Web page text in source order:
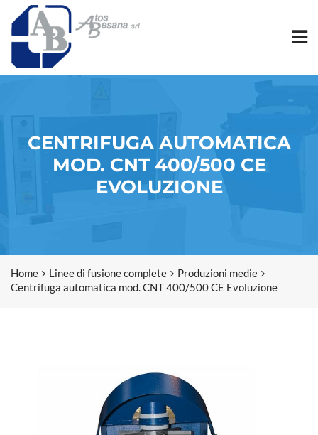
CENTRIFUGA AUTOMATICA
MOD. CNT 400/500 CE
EVOLUZIONE
Home Linee di fusione complete
Produzioni medie
Centrifuga automatica mod. CNT 400/500 CE Evoluzione